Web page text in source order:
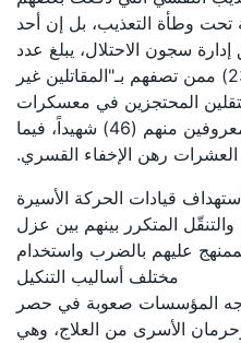
تحت وطأة التعذيب، بل إن أحد
سجون الاحتلال، يبلغ عدد
معتقلي غزة المعلن عنهم (2378) ممن تصفهم بـ"المقاتلين غير
المحتجزين في معسكرات
الجيش. كما بلغ عدد الشهداء المعروفين منهم (46) شهيداً، فيما
رهن الإخفاء القسري.
قيادات الحركة الأسيرة
المتكرر بينهم بين عزل
عليهم بالضرب واستخدام
مختلف أساليب التنكيل
المؤسسات صعوبة في حصر
الأسرى من العلاج، وهي